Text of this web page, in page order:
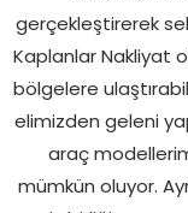
gerçekleştirerek
Kaplanlar Nakliyat
bölgelere
elimizden geleni
araç
mümkün oluyor.